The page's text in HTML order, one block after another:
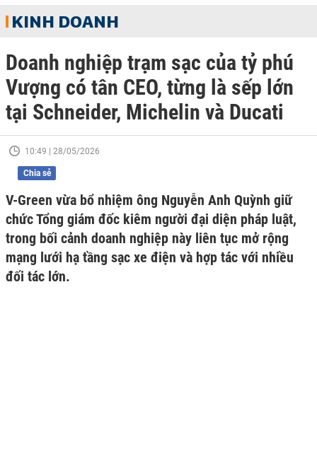
KINH DOANH
Doanh nghiệp trạm sạc của tỷ phú
Vượng có tân CEO, từng là sếp lớn
tại Schneider, Michelin và Ducati
10:49 | 28/05/2026
Chia sẻ
V-Green vừa bổ nhiệm ông Nguyễn Anh Quỳnh giữ
chức Tổng giám đốc kiêm người đại diện pháp luật,
trong bối cảnh doanh nghiệp này liên tục mở rộng
mạng lưới hạ tầng sạc xe điện và hợp tác với nhiều
đối tác lớn.